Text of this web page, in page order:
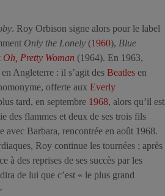
. Roy Orbison signe alors pour le label
Only the Lonely (1960), Blue
Oh, Pretty Woman (1964). En 1963,
Angleterre : il s’agit des Beatles en
offerte aux Everly
tard, en septembre 1968, alors qu’il est
des flammes et deux de ses trois fils
avec Barbara, rencontrée en août 1968.
Roy continue les tournées ; après
à des reprises de ses succès par les
dira de lui que c’est « le plus grand